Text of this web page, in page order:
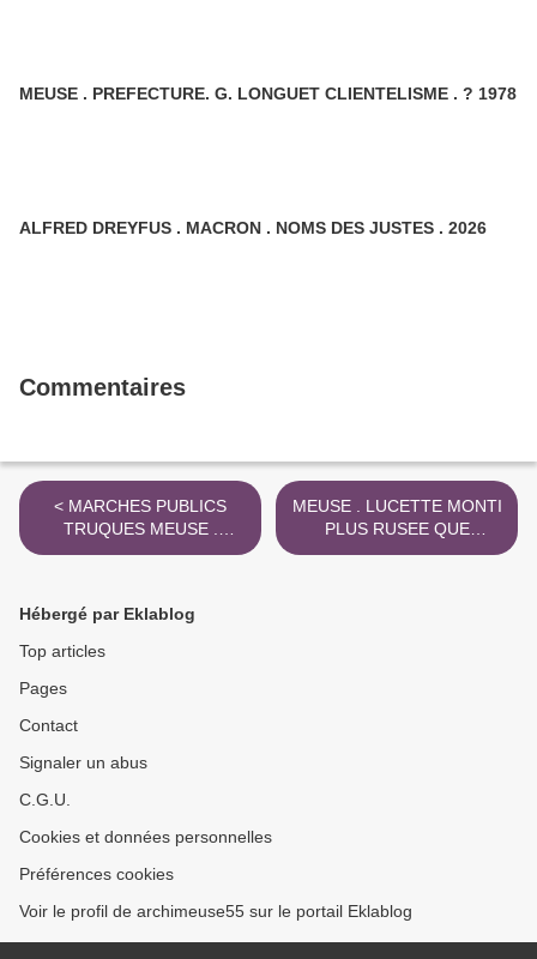
MEUSE . PREFECTURE. G. LONGUET CLIENTELISME . ? 1978
ALFRED DREYFUS . MACRON . NOMS DES JUSTES . 2026
Commentaires
< MARCHES PUBLICS
TRUQUES MEUSE .
MINISTRE DEFENSE
MEUSE . LUCETTE MONTI
PLUS RUSEE QUE
FRANCOIS FILLON VERS
Hébergé par Eklablog
Top articles
Pages
Contact
Signaler un abus
C.G.U.
Cookies et données personnelles
Préférences cookies
Voir le profil de archimeuse55 sur le portail Eklablog